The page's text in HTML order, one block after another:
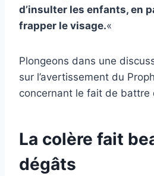
d’insulter les enfants, en
frapper le visage.«
Plongeons dans une
sur l’avertissement du
concernant le fait de battre
La colère fait
dégâts